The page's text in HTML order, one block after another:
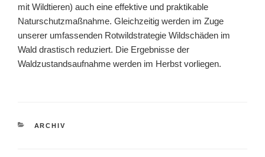
mit Wildtieren) auch eine effektive und praktikable
Naturschutzmaßnahme. Gleichzeitig werden im Zuge
unserer umfassenden Rotwildstrategie Wildschäden im
Wald drastisch reduziert. Die Ergebnisse der
Waldzustandsaufnahme werden im Herbst vorliegen.
KATEGORIEN
ARCHIV